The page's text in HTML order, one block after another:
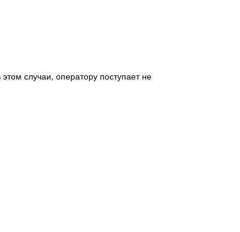
случаи, оператору поступает не